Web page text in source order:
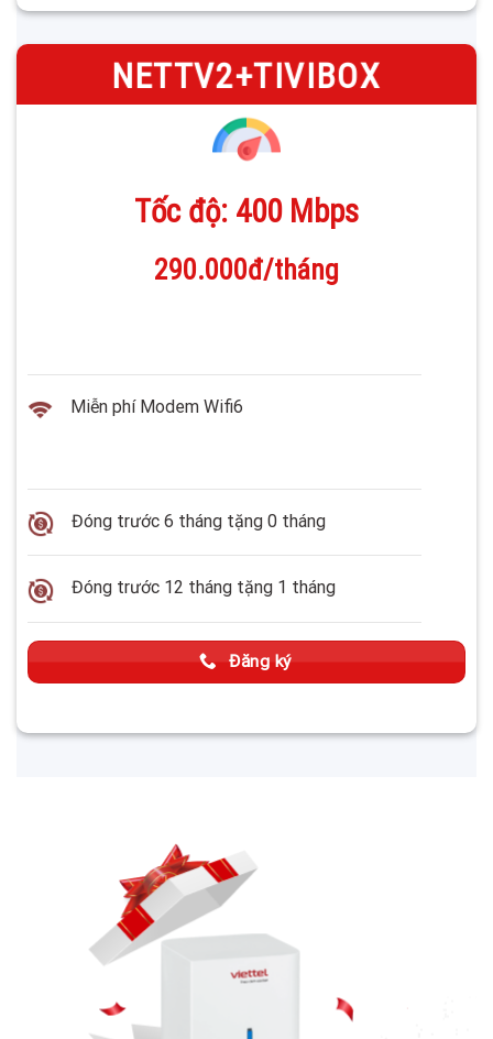
NETTV2+TIVIBOX
Tốc độ: 400 Mbps
290.000đ/tháng
Miễn phí Modem Wifi6
Đóng trước 6 tháng tặng 0 tháng
Đóng trước 12 tháng tặng 1 tháng
Đăng ký